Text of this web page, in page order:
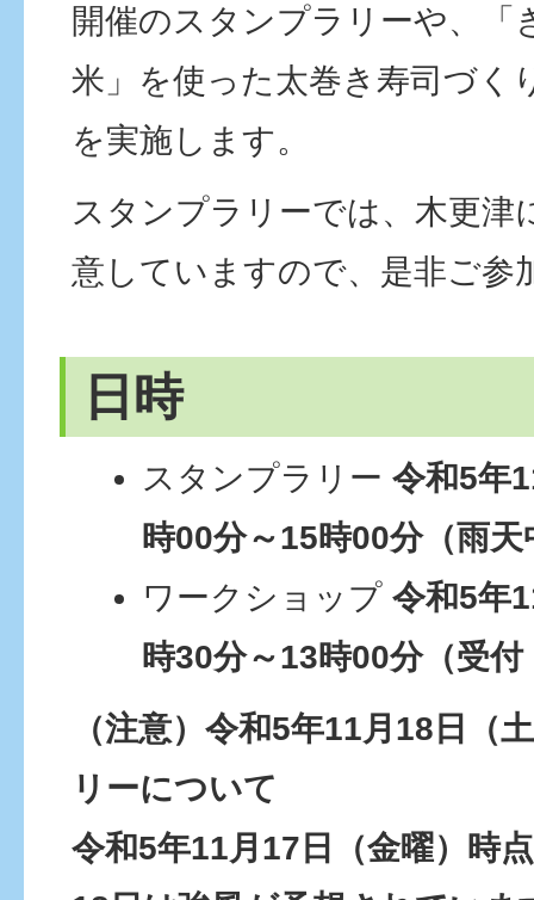
開催のスタンプラリーや、「
米」を使った太巻き寿司づく
を実施します。
スタンプラリーでは、木更津
意していますので、是非ご参
日時
スタンプラリー令和5年
時00分～15時00分（雨
ワークショップ 令和5年
時30分～13時00分（受
（注意）令和5年11月18日（
リーについて
令和5年11月17日（金曜）時